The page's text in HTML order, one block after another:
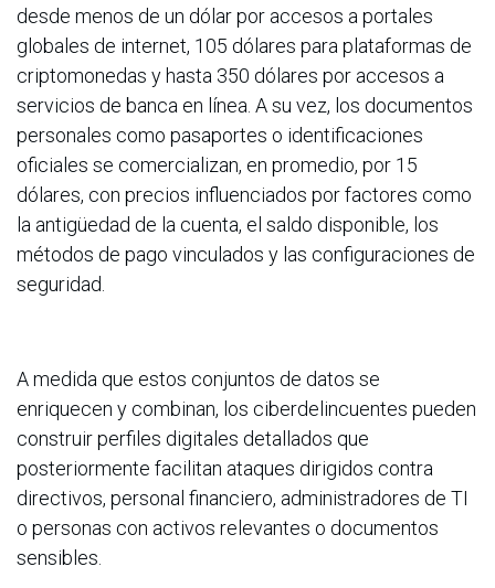
desde menos de un dólar por accesos a portales
globales de internet, 105 dólares para plataformas de
criptomonedas y hasta 350 dólares por accesos a
servicios de banca en línea. A su vez, los documentos
personales como pasaportes o identificaciones
oficiales se comercializan, en promedio, por 15
dólares, con precios influenciados por factores como
la antigüedad de la cuenta, el saldo disponible, los
métodos de pago vinculados y las configuraciones de
seguridad.
A medida que estos conjuntos de datos se
enriquecen y combinan, los ciberdelincuentes pueden
construir perfiles digitales detallados que
posteriormente facilitan ataques dirigidos contra
directivos, personal financiero, administradores de TI
o personas con activos relevantes o documentos
sensibles.